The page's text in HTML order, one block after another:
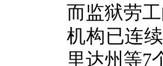
而监狱劳
机构已连
里达州等7